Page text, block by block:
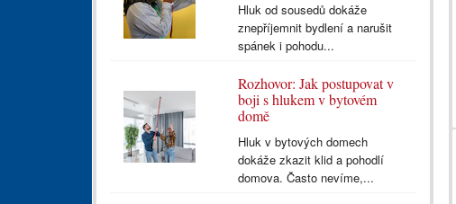
Hluk od sousedů dokáže
znepříjemnit bydlení a narušit
spánek i pohodu...
Rozhovor: Jak postupovat v
boji s hlukem v bytovém
domě
Hluk v bytových domech
dokáže zkazit klid a pohodlí
domova. Často nevíme,...